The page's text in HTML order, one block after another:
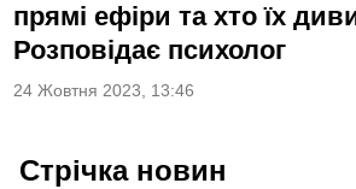
прямі ефіри та хто їх
Розповідає психолог
24 Жовтня 2023, 13:46
Стрічка новин